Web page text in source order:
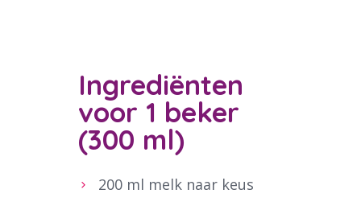
Ingrediënten
voor 1 beker
(300 ml)
200 ml melk naar keus